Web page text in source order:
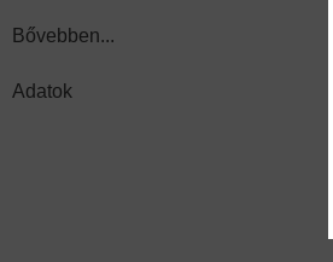
Bővebben...
Adatok